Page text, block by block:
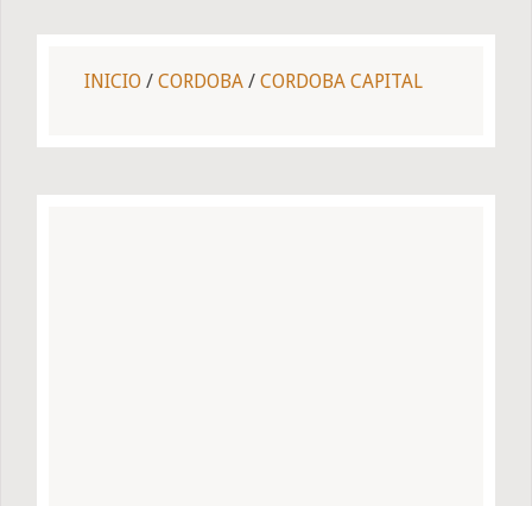
INICIO / CORDOBA / CORDOBA CAPITAL